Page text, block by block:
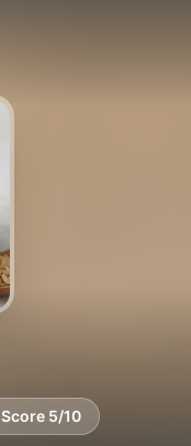
Score 5/10